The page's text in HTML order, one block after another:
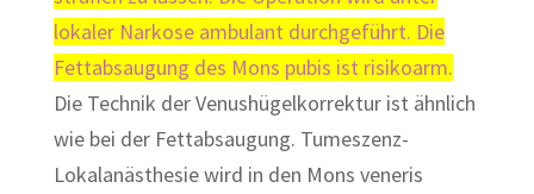
lokaler Narkose ambulant durchgeführt. Die
Fettabsaugung des Mons pubis ist risikoarm.
Die Technik der Venushügelkorrektur ist ähnlich
wie bei der Fettabsaugung. Tumeszenz-
Lokalanästhesie wird in den Mons veneris